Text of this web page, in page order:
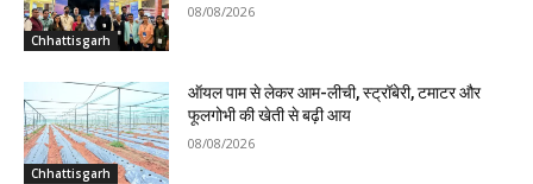
Chhattisgarh
08/08/2026
Chhattisgarh
ऑयल पाम से लेकर आम-लीची, स्ट्रॉबेरी, टमाटर और
फूलगोभी की खेती से बढ़ी आय
08/08/2026